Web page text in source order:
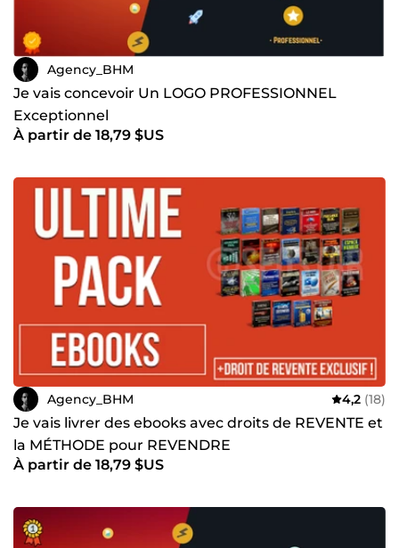
Agency_BHM
Je vais concevoir Un LOGO PROFESSIONNEL
Exceptionnel
À partir de 18,79 $US
Agency_BHM 4,2 (18)
Je vais livrer des ebooks avec droits de REVENTE et
la MÉTHODE pour REVENDRE
À partir de 18,79 $US